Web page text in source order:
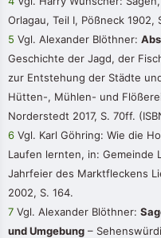
Orlagau, Teil I, Pößneck 1902,
5 Vgl. Alexander Blöthner:
Geschichte der Jagd, der
zur Entstehung der Städte
Hütten-, Mühlen- und
Norderstedt 2017, S. 70ff.
6 Vgl. Karl Göhring: Wie die
Laufen lernten, in: Gemeinde
Jahrfeier des Marktfleckens
2002, S. 164.
7 Vgl. Alexander Blöthner:
und Umgebung –